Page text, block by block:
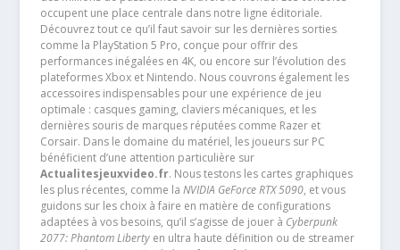
occupent une place centrale dans notre ligne éditoriale.
Découvrez tout ce qu’il faut savoir sur les dernières sorties
comme la PlayStation 5 Pro, conçue pour offrir des
performances inégalées en 4K, ou encore sur l’évolution des
plateformes Xbox et Nintendo. Nous couvrons également les
accessoires indispensables pour une expérience de jeu
optimale : casques gaming, claviers mécaniques, et les
dernières souris de marques réputées comme Razer et
Corsair. Dans le domaine du matériel, les joueurs sur PC
bénéficient d’une attention particulière sur
Actualitesjeuxvideo.fr. Nous testons les cartes graphiques
les plus récentes, comme la NVIDIA GeForce RTX 5090, et vous
guidons sur les choix à faire en matière de configurations
adaptées à vos besoins, qu’il s’agisse de jouer à Cyberpunk
2077: Phantom Libertyen ultra haute définition ou de streamer